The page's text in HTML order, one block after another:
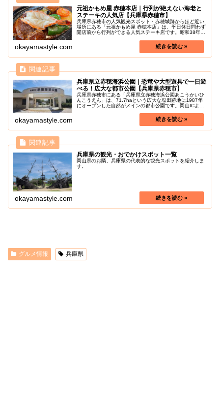
元祖かもめ屋 赤穂本店｜行列が絶えない海老と
ステーキの人気店【兵庫県赤穂市】
兵庫県赤穂市の人気観光スポット・赤穂城跡からほど近い
場所にある「元祖かもめ屋 赤穂本店」は、平日休日問わず
開店前から行列ができる人気ステーキ店です。昭和38年創
しており、普段利用だけでなく...
okayamastyle.com
兵庫県立赤穂海浜公園｜恐竜や大型遊具で一日遊
べる！広大な都市公園【兵庫県赤穂市】
兵庫県赤穂市にある「兵庫県立赤穂海浜公園あこうかいひ
んこうえん」は、71.7haという広大な塩田跡地に1987年
にオープンした自然がメインの都市公園です。岡山ICより
okayamastyle.com
兵庫県の観光・おでかけスポット一覧
岡山県のお隣、兵庫県の代表的な観光スポットを紹介しま
す。
okayamastyle.com
グルメ情報 兵庫県